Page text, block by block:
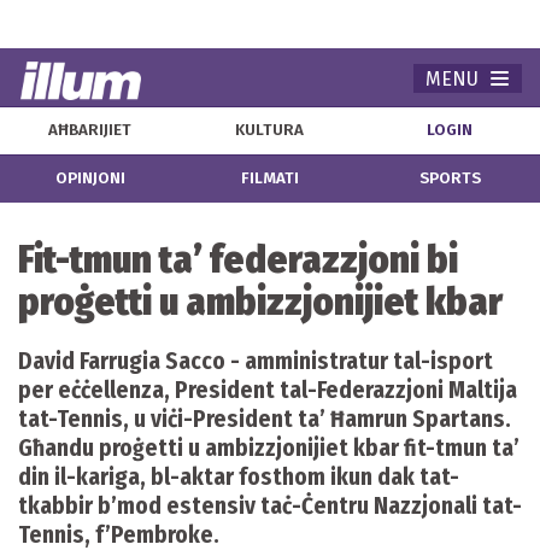
MENU
AĦBARIJIET KULTURA LOGIN
OPINJONI FILMATI SPORTS
Fit-tmun ta’ federazzjoni bi
proġetti u ambizzjonijiet kbar
David Farrugia Sacco - amministratur tal-isport
per eċċellenza, President tal-Federazzjoni Maltija
tat-Tennis, u viċi-President ta’ Ħamrun Spartans.
Għandu proġetti u ambizzjonijiet kbar fit-tmun ta’
din il-kariga, bl-aktar fosthom ikun dak tat-
tkabbir b’mod estensiv taċ-Ċentru Nazzjonali tat-
Tennis, f’Pembroke.